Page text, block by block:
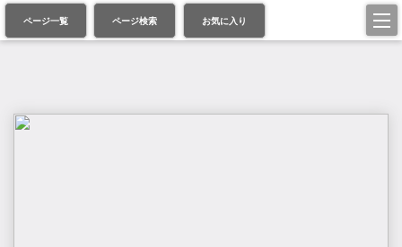
ページ一覧 ページ検索 お気に入り